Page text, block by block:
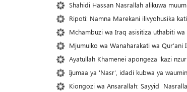
Shahidi Hassan Nasrallah alikuwa
Ripoti: Namna Marekani ilivyohusika
Mchambuzi wa Iraq asisitiza uthabiti
Mjumuiko wa Wanaharakati wa
Ayatullah Khamenei apongeza 'kazi
Ijumaa ya 'Nasr', idadi kubwa ya
Kiongozi wa Ansarallah: Sayyid